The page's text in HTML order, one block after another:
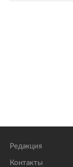
Редакция
Контакты